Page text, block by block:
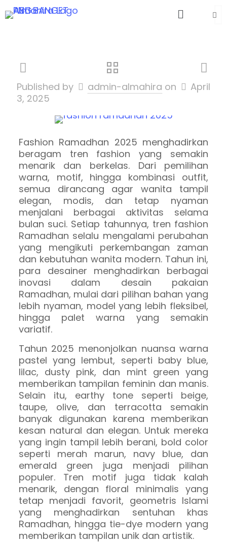
Published by admin-almahira on
April
3, 2025
Fashion Ramadhan 2025 menghadirkan
beragam tren fashion yang semakin
menarik dan berkelas. Dari pemilihan
warna, motif, hingga kombinasi outfit,
semua dirancang agar wanita tampil
elegan, modis, dan tetap nyaman
menjalani berbagai aktivitas selama
bulan suci. Setiap tahunnya, tren fashion
Ramadhan selalu mengalami perubahan
yang mengikuti perkembangan zaman
dan kebutuhan wanita modern. Tahun ini,
para desainer menghadirkan berbagai
inovasi dalam desain pakaian
Ramadhan, mulai dari pilihan bahan yang
lebih nyaman, model yang lebih fleksibel,
hingga palet warna yang semakin
variatif.
Tahun 2025 menonjolkan nuansa warna
pastel yang lembut, seperti baby blue,
lilac, dusty pink, dan mint green yang
memberikan tampilan feminin dan manis.
Selain itu, earthy tone seperti beige,
taupe, olive, dan terracotta semakin
banyak digunakan karena memberikan
kesan natural dan elegan. Untuk mereka
yang ingin tampil lebih berani, bold color
seperti merah marun, navy blue, dan
emerald green juga menjadi pilihan
populer. Tren motif juga tidak kalah
menarik, dengan floral minimalis yang
tetap menjadi favorit, geometris Islami
yang menghadirkan sentuhan khas
Ramadhan, hingga tie-dye modern yang
memberikan tampilan unik dan artistik.